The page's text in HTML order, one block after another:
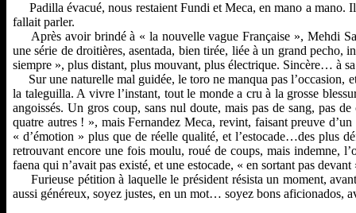
Padilla évacué, nous restaient Fundi et Meca, en mano a mano.
fallait parler.
Après avoir brindé à « la nouvelle vague Française », Mehdi
une série de droitières, asentada, bien tirée, liée à un grand
siempre », plus distant, plus mouvant, plus électrique. Sincère… à
Sur une naturelle mal guidée, le toro ne manqua pas l’occasion,
la taleguilla. A vivre l’instant, tout le monde a cru à la grosse
angoissés. Un gros coup, sans nul doute, mais pas de sang, pas
quatre autres ! », mais Fernandez Meca, revint, faisant preuve
« d’émotion » plus que de réelle qualité, et l’estocade…des plus
retrouvant encore une fois moulu, roué de coups, mais indemne,
faena qui n’avait pas existé, et une estocade, « en sortant pas
Furieuse pétition à laquelle le président résista un moment,
aussi généreux, soyez justes, en un mot… soyez bons aficionados,